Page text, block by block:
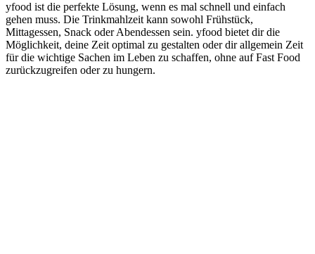
yfood ist die perfekte Lösung, wenn es mal schnell und einfach
gehen muss. Die Trinkmahlzeit kann sowohl Frühstück,
Mittagessen, Snack oder Abendessen sein. yfood bietet dir die
Möglichkeit, deine Zeit optimal zu gestalten oder dir allgemein Zeit
für die wichtige Sachen im Leben zu schaffen, ohne auf Fast Food
zurückzugreifen oder zu hungern.